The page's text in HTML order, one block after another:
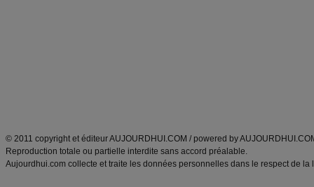
© 2011 copyright et éditeur AUJOURDHUI.COM / powered by
Reproduction totale ou partielle interdite sans accord préalable.
Aujourdhui.com collecte et traite les données personnelles dans le respect de